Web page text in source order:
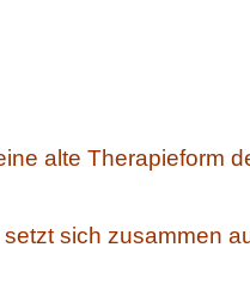
alte Therapieform
sich zusammen